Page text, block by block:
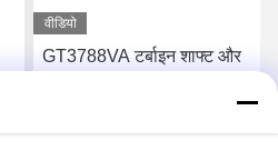
वीडियो
GT3788VA टर्बाइन शाफ्ट और
848212-5002S टर्बोचार्जर के
लिए